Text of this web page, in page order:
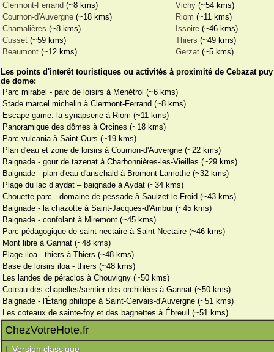
Clermont-Ferrand (~8 kms) Vichy (~54 kms)
Cournon-d'Auvergne (~18 kms) Riom (~11 kms)
Chamalières (~8 kms) Issoire (~46 kms)
Cusset (~59 kms) Thiers (~49 kms)
Beaumont (~12 kms) Gerzat (~5 kms)
Les points d'interêt touristiques ou activités à proximité de Cebazat puy
de dome:
Parc mirabel - parc de loisirs à Ménétrol (~6 kms)
Stade marcel michelin à Clermont-Ferrand (~8 kms)
Escape game: la synapserie à Riom (~11 kms)
Panoramique des dômes à Orcines (~18 kms)
Parc vulcania à Saint-Ours (~19 kms)
Plan d'eau et zone de loisirs à Cournon-d'Auvergne (~22 kms)
Baignade - gour de tazenat à Charbonnières-les-Vieilles (~29 kms)
Baignade - plan d'eau d'anschald à Bromont-Lamothe (~32 kms)
Plage du lac d’aydat – baignade à Aydat (~34 kms)
Chouette parc - domaine de pessade à Saulzet-le-Froid (~43 kms)
Baignade - la chazotte à Saint-Jacques-d'Ambur (~45 kms)
Baignade - confolant à Miremont (~45 kms)
Parc pédagogique de saint-nectaire à Saint-Nectaire (~46 kms)
Mont libre à Gannat (~48 kms)
Plage iloa - thiers à Thiers (~48 kms)
Base de loisirs iloa - thiers (~48 kms)
Les landes de péraclos à Chouvigny (~50 kms)
Coteau des chapelles/sentier des orchidées à Gannat (~50 kms)
Baignade - l'Étang philippe à Saint-Gervais-d'Auvergne (~51 kms)
Les coteaux de sainte-foy et des bagnettes à Ébreuil (~51 kms)
ChezVotreHote.fr
| Version classique